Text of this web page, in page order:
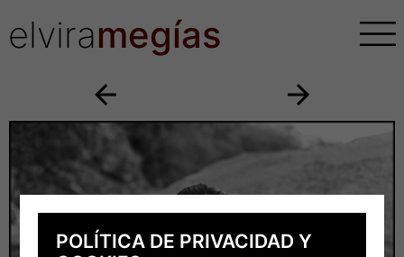
elviramegías
POLÍTICA DE PRIVACIDAD Y